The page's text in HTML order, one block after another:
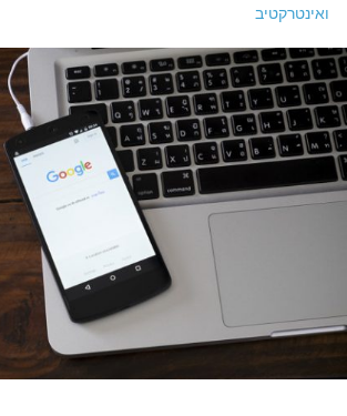
ואינטרקטיב